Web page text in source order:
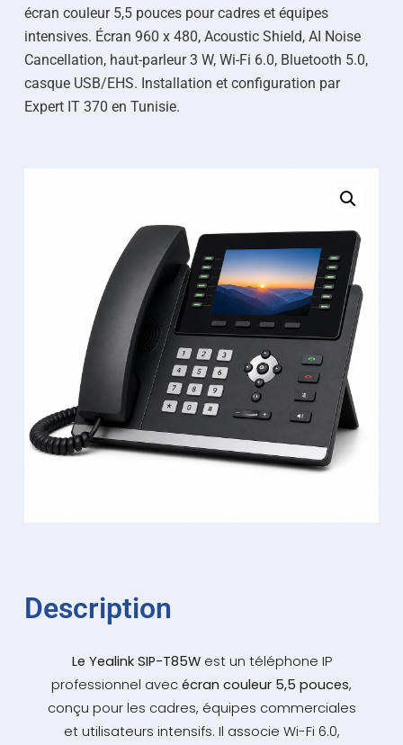
écran couleur 5,5 pouces pour cadres et équipes
intensives. Écran 960 x 480, Acoustic Shield, AI Noise
Cancellation, haut-parleur 3 W, Wi-Fi 6.0, Bluetooth 5.0,
casque USB/EHS. Installation et configuration par
Expert IT 370 en Tunisie.
Description
Le Yealink SIP-T85West un téléphone IP
professionnel avec écran couleur 5,5 pouces,
conçu pour les cadres, équipes commerciales
et utilisateurs intensifs. Il associe Wi-Fi 6.0,